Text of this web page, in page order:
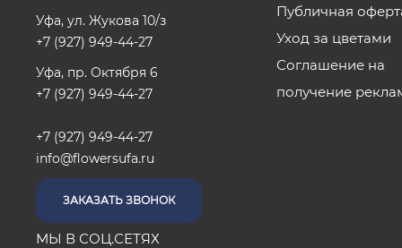
Уфа, ул. Жукова 10/з
+7 (927) 949-44-27
Уфа, пр. Октября 6
+7 (927) 949-44-27
+7 (927) 949-44-27
info@flowersufa.ru
ЗАКАЗАТЬ ЗВОНОК
МЫ В СОЦ.СЕТЯХ
Публичная
Уход за цветами
Соглашение на
получение